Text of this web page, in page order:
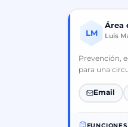
LM
Área
Luis
Prevención,
para una
Email
FUNCIONES